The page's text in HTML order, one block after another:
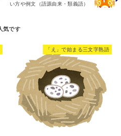
い方や例文（語源由来・類義語）
「え」で始まる三文字熟語